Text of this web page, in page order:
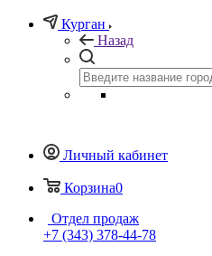
Курган
Назад
Личный кабинет
Корзина0
Отдел продаж
+7 (343) 378-44-78